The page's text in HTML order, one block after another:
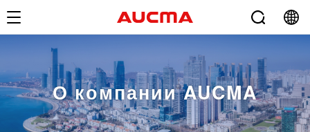
О компании AUCMA